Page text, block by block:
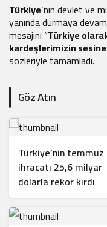
Türkiye‘nin devlet ve
yanında durmaya
mesajını “Türkiye
kardeşlerimizin
sözleriyle tamamladı.
Göz Atın
Türkiye’nin temmuz
ihracatı 25,6 milyar
dolarla rekor kırdı